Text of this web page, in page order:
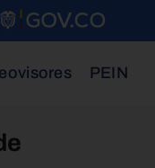
PEIN